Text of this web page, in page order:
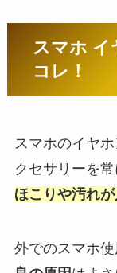
スマホ イ
コレ！
スマホのイヤ
クセサリーを常
ほこりや汚れ
外でのスマホ使